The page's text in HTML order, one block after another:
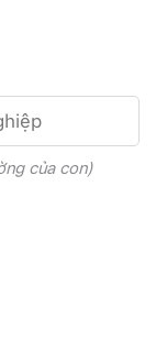
của con)